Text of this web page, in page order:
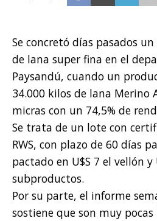
Se concretó días pasados
de lana super fina en el
Paysandú, cuando un
34.000 kilos de lana Merino
micras con un 74,5% de
Se trata de un lote con
RWS, con plazo de 60 días
pactado en U$S 7 el vellón y
subproductos.
Por su parte, el informe
sostiene que son muy pocas